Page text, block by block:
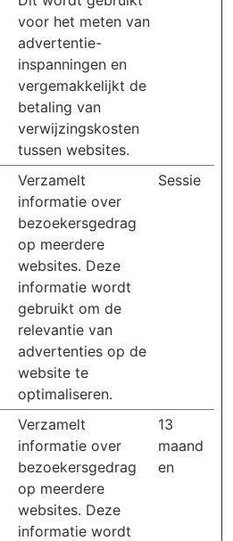
voor het meten van
advertentie-
inspanningen en
vergemakkelijkt de
betaling van
verwijzingskosten
tussen websites.
Verzamelt
informatie over
bezoekersgedrag
op meerdere
websites. Deze
informatie wordt
gebruikt om de
relevantie van
advertenties op de
website te
optimaliseren.
Sessie
Verzamelt
informatie over
bezoekersgedrag
op meerdere
websites. Deze
informatie wordt
13
maand
en